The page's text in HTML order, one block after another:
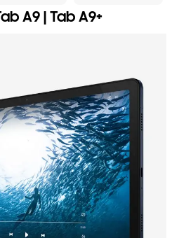
A9 | Tab A9+